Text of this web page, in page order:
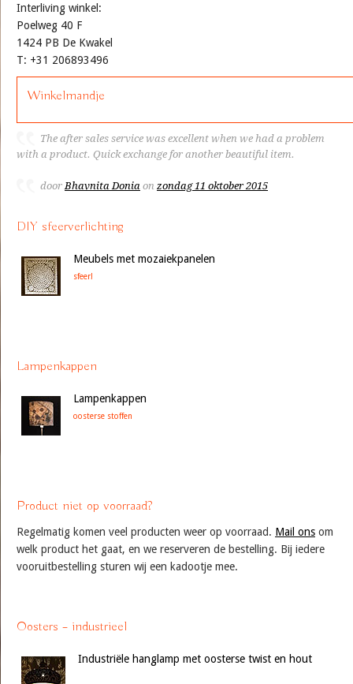
Interliving winkel:
Poelweg 40 F
1424 PB De Kwakel
T: +31 206893496
Winkelmandje
The after sales service was excellent when we had a problem
with a product. Quick exchange for another beautiful item.
doorBhavnita Donia on zondag 11 oktober 2015
DIY sfeerverlichting
Meubels met mozaiekpanelen
sfeer!
Lampenkappen
Lampenkappen
oosterse stoffen
Product niet op voorraad?
Regelmatig komen veel producten weer op voorraad. Mail ons om
welk product het gaat, en we reserveren de bestelling. Bij iedere
vooruitbestelling sturen wij een kadootje mee.
Oosters – industrieel
Industriële hanglamp met oosterse twist en hout